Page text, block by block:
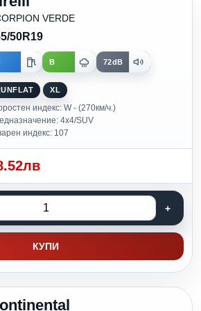
VERDE
50R19
B 72dB
XL
индекс: W - (270км/ч.)
4x4/SUV
индекс: 107
КУПИ